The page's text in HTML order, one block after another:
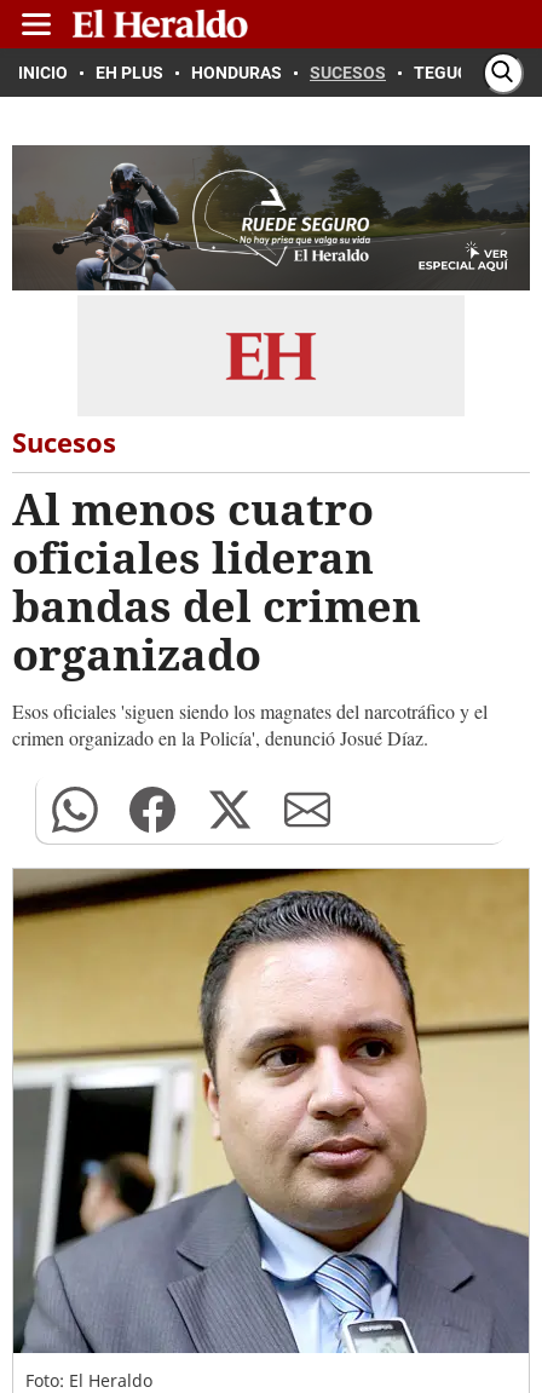
INICIO EH PLUS HONDURAS SUCESOS TEGUCIGALPA
Sucesos
Al menos cuatro
oficiales lideran
bandas del crimen
organizado
Esos oficiales 'siguen siendo los magnates del narcotráfico y el
crimen organizado en la Policía', denunció Josué Díaz.
Foto: El Heraldo